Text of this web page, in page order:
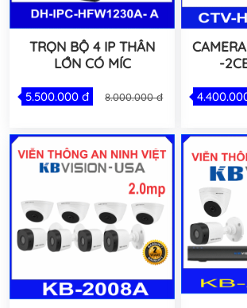
TRỌN BỘ 4 IP THÂN
LỚN CÓ MÍC
5.500.000 đ 8.000.000 đ
-